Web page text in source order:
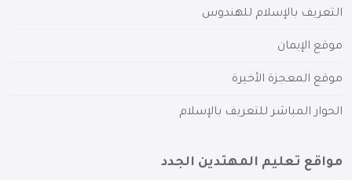
التعريف بالإسلام للهندوس
موقع الإيمان
موقع المعجزة الأخيرة
الحوار المباشر للتعريف بالإسلام
مواقع تعليم المهتدين الجدد